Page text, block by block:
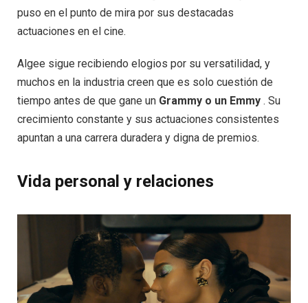
puso en el punto de mira por sus destacadas
actuaciones en el cine.
Algee sigue recibiendo elogios por su versatilidad, y
muchos en la industria creen que es solo cuestión de
tiempo antes de que gane un Grammy o un Emmy . Su
crecimiento constante y sus actuaciones consistentes
apuntan a una carrera duradera y digna de premios.
Vida personal y relaciones